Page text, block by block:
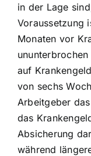
in der Lage
Voraussetzung
Monaten vor
auf
von sechs
Arbeitgeber
das
Absicherung
während